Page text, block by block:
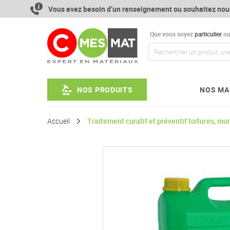
contenu
Vous avez besoin d’un renseignement ou souhaitez
Que vous soyezparticulierou
NOS PRODUITS NOS
Accueil Traitement curatif et préventif toitures,